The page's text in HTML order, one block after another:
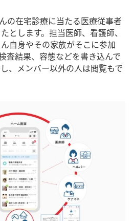
の在宅診療に当たる医療従事者
とします。担当医師、看護師、
自身やその家族がそこに参加
査結果、容態などを書き込んで
、メンバー以外の人は閲覧もで